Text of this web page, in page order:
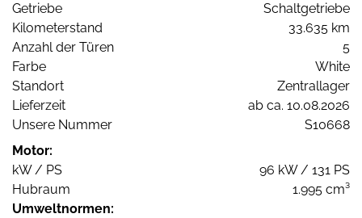
Getriebe
Schaltgetriebe
Kilometerstand
33.635 km
Anzahl der Türen
5
Farbe
White
Standort
Zentrallager
Lieferzeit
ab ca. 10.08.2026
Unsere Nummer
S10668
Motor:
kW / PS
96 kW / 131 PS
Hubraum
1.995 cm³
Umweltnormen: